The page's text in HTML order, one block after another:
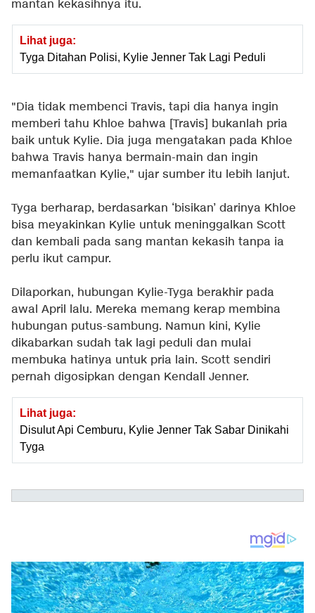
mantan kekasihnya itu.
Lihat juga:
Tyga Ditahan Polisi, Kylie Jenner Tak Lagi Peduli
"Dia tidak membenci Travis, tapi dia hanya ingin
memberi tahu Khloe bahwa [Travis] bukanlah pria
baik untuk Kylie. Dia juga mengatakan pada Khloe
bahwa Travis hanya bermain-main dan ingin
memanfaatkan Kylie," ujar sumber itu lebih lanjut.
Tyga berharap, berdasarkan ‘bisikan’ darinya Khloe
bisa meyakinkan Kylie untuk meninggalkan Scott
dan kembali pada sang mantan kekasih tanpa ia
perlu ikut campur.
Dilaporkan, hubungan Kylie-Tyga berakhir pada
awal April lalu. Mereka memang kerap membina
hubungan putus-sambung. Namun kini, Kylie
dikabarkan sudah tak lagi peduli dan mulai
membuka hatinya untuk pria lain. Scott sendiri
pernah digosipkan dengan Kendall Jenner.
Lihat juga:
Disulut Api Cemburu, Kylie Jenner Tak Sabar Dinikahi
Tyga